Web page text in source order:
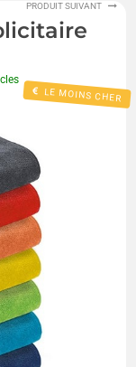
PRODUIT SUIVANT
LE MOINS CHER